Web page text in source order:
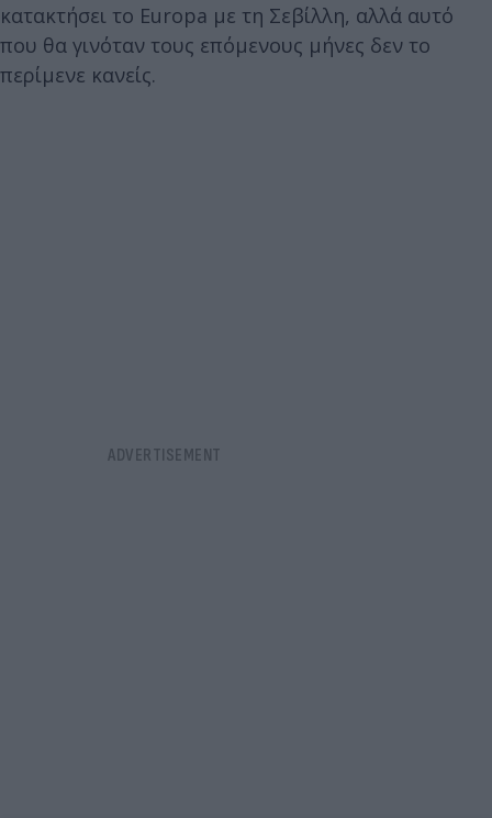
κατακτήσει το Europa με τη Σεβίλλη, αλλά αυτό
που θα γινόταν τους επόμενους μήνες δεν το
περίμενε κανείς.